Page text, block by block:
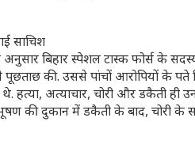
साचिश
बिहार स्पेशल टास्क फोर्स के
की. उससे पांचों आरोपियों के
हत्या, अत्याचार, चोरी और डकैती ही
की दुकान में डकैती के बाद, चोरी के